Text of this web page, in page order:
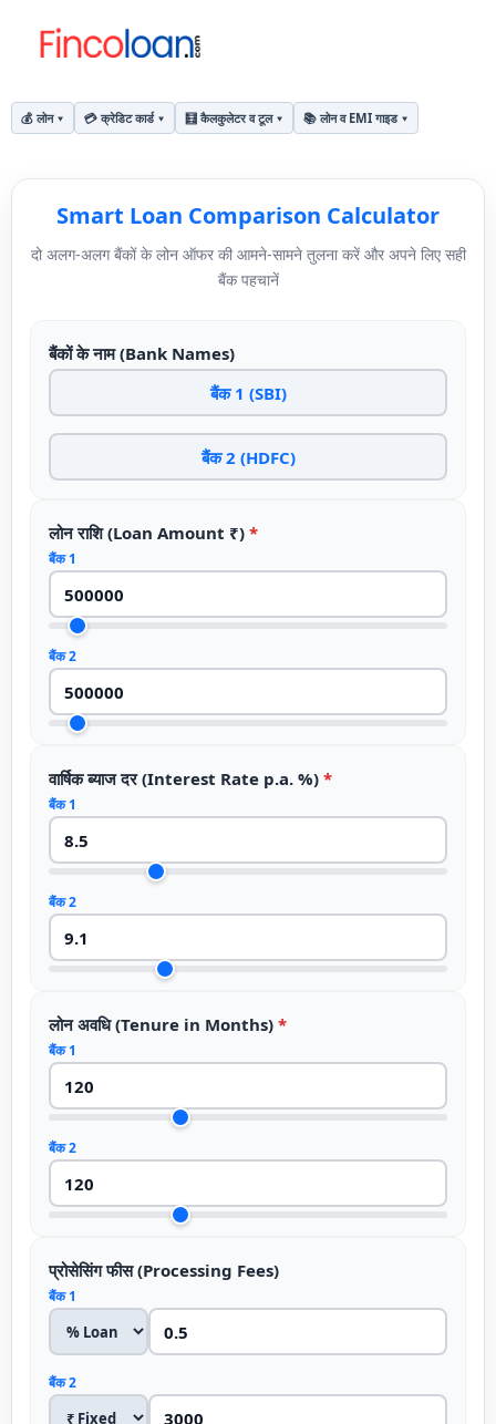
💰 लोन 💳 क्रेडिट कार्ड 🧮 कैलकुलेटर व टूल 📚 लोन व EMI गाइड
Smart
Loan
(स्मार्ट
Smart Loan Comparison Calculator
दो अलग-अलग बैंकों के लोन ऑफर की आमने-सामने तुलना करें और अपने लिए सही
बैंक पहचानें
बैंकों के नाम (Bank Names)
लोन राशि (Loan Amount ₹) *
बैंक 1
बैंक 2
वार्षिक ब्याज दर (Interest Rate p.a. %) *
बैंक 1
बैंक 2
लोन अवधि (Tenure in Months) *
बैंक 1
बैंक 2
प्रोसेसिंग फीस (Processing Fees)
बैंक 1
बैंक 2